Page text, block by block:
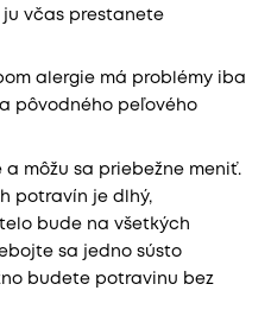
včas prestanete
alergie má problémy iba
pôvodného peľového
môžu sa priebežne meniť.
potravín je dlhý,
bude na všetkých
sa jedno sústo
budete potravinu bez